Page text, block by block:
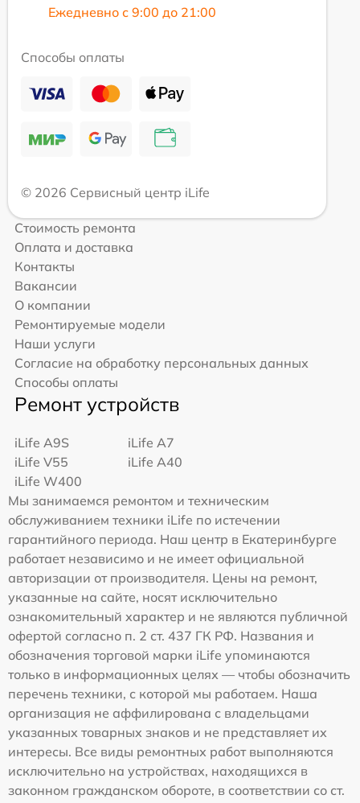
Ежедневно с 9:00 до 21:00
Способы оплаты
© 2026 Сервисный центр iLife
Стоимость ремонта
Оплата и доставка
Контакты
Вакансии
О компании
Ремонтируемые модели
Наши услуги
Согласие на обработку персональных данных
Способы оплаты
Ремонт устройств
iLife A9S
iLife A7
iLife V55
iLife A40
iLife W400
Мы занимаемся ремонтом и техническим
обслуживанием техники iLife по истечении
гарантийного периода. Наш центр в Екатеринбурге
работает независимо и не имеет официальной
авторизации от производителя. Цены на ремонт,
указанные на сайте, носят исключительно
ознакомительный характер и не являются публичной
офертой согласно п. 2 ст. 437 ГК РФ. Названия и
обозначения торговой марки iLife упоминаются
только в информационных целях — чтобы обозначить
перечень техники, с которой мы работаем. Наша
организация не аффилирована с владельцами
указанных товарных знаков и не представляет их
интересы. Все виды ремонтных работ выполняются
исключительно на устройствах, находящихся в
законном гражданском обороте, в соответствии со ст.